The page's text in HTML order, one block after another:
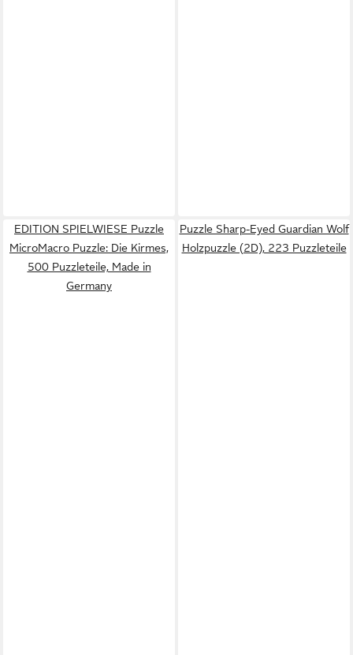
EDITION SPIELWIESE Puzzle
MicroMacro Puzzle: Die Kirmes,
500 Puzzleteile, Made in
Germany
Puzzle Sharp-Eyed Guardian Wolf
Holzpuzzle (2D), 223 Puzzleteile